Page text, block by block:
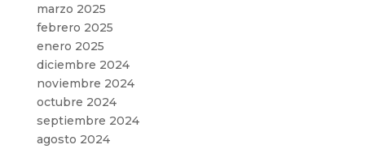
marzo 2025
febrero 2025
enero 2025
diciembre 2024
noviembre 2024
octubre 2024
septiembre 2024
agosto 2024